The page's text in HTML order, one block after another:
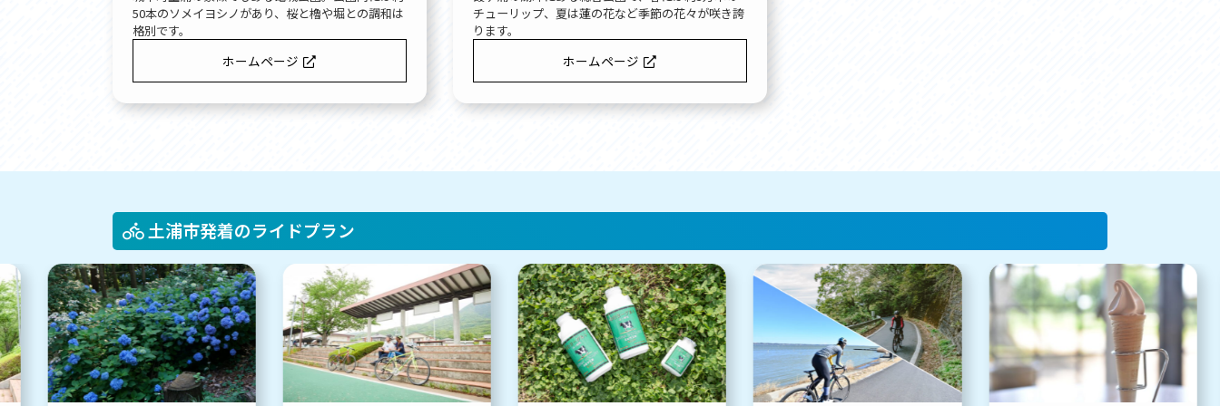
50本のソメイヨシノがあり、桜と櫓や堀との調和は
格別です。
ホームページ
チューリップ、夏は蓮の花など季節の花々が咲き誇
ります。
ホームページ
土浦市発着のライドプラン